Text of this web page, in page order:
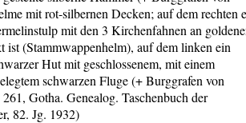
mit rot-silbernen Decken; auf dem rechten
mit den 3 Kirchenfahnen an
ist (Stammwappenhelm), auf dem linken ein
Hut mit geschlossenem, mit einem
schwarzen Fluge (+ Burggrafen von
Gotha. Genealog. Taschenbuch der
82. Jg. 1932)